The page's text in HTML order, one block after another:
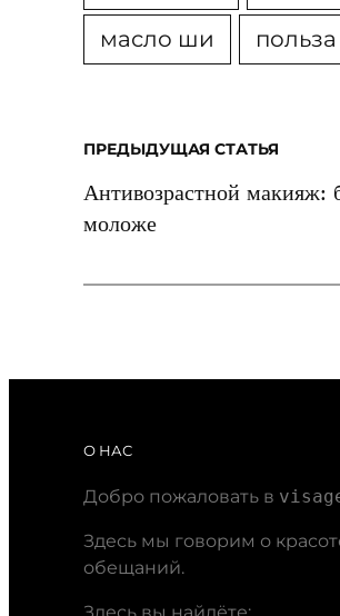
масло ши
ПРЕДЫДУЩАЯ СТАТЬЯ
Антивозрастной макияж:
моложе
О НАС
Добро пожаловать в
Здесь мы говорим о
обещаний.
Здесь вы найдёте: